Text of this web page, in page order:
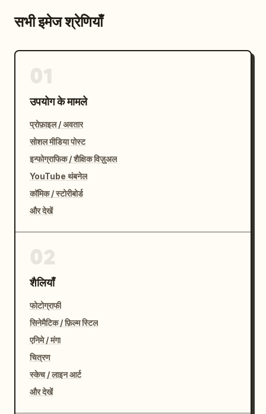
सभी इमेज श्रेणियाँ
उपयोग के मामले
प्रोफ़ाइल / अवतार
सोशल मीडिया पोस्ट
इन्फोग्राफिक / शैक्षिक विज़ुअल
YouTube थंबनेल
कॉमिक / स्टोरीबोर्ड
और देखें
शैलियाँ
फोटोग्राफी
सिनेमैटिक / फ़िल्म स्टिल
एनिमे / मंगा
चित्रण
स्केच / लाइन आर्ट
और देखें